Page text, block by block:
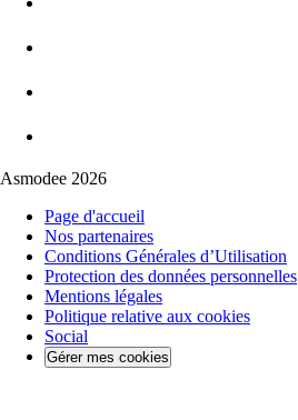
Asmodee 2026
Page d'accueil
Nos partenaires
Conditions Générales d’Utilisation
Protection des données personnelles
Mentions légales
Politique relative aux cookies
Social
Gérer mes cookies